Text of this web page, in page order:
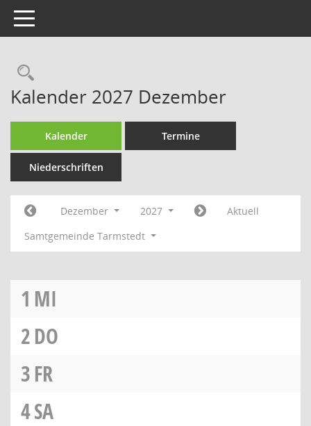
Toggle navigation
Rechercheauswahl
Kalender 2027 Dezember
Kalender Termine
Niederschriften
Dezember 2027
Aktuell
Samtgemeinde Tarmstedt
1 MI
2DO
3FR
4SA